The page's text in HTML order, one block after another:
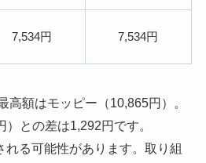
7,534円 7,534円
高額はモッピー（10,865円）。
との差は1,292円です。
れる可能性があります。取り組